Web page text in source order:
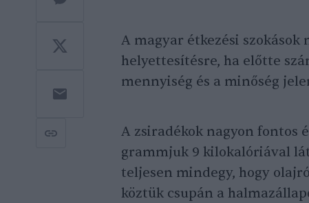
A magyar étkezési
helyettesítésre, ha előtte
mennyiség és a minőség
A zsiradékok nagyon fontos
grammjuk 9 kilokalóriával
teljesen mindegy, hogy
köztük csupán a